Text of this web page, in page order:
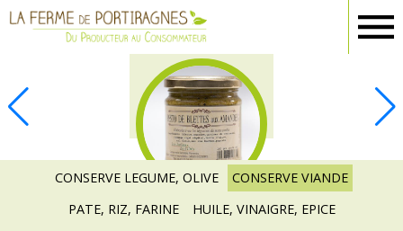
Portiragnes
EPICERIE
CONSERVE LEGUME, OLIVE
CONSERVE VIANDE
PATE, RIZ, FARINE
HUILE, VINAIGRE, EPICE